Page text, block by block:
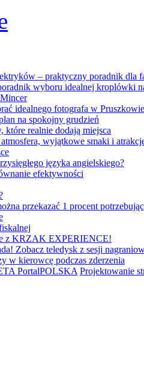
– praktyczny poradnik dla
wyboru idealnej kroplówki
idealnego fotografa w
na spokojny grudzień
które realnie dodają miejsca
wyjątkowe smaki i
języka angielskiego?
efektywności
przekazać 1 procent
z KRZAK EXPERIENCE!
Zobacz teledysk z sesji
w kierowcę podczas zderzenia
PortalPOLSKA Projektowanie